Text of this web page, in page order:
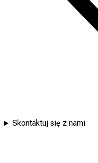
Skontaktuj się z nami